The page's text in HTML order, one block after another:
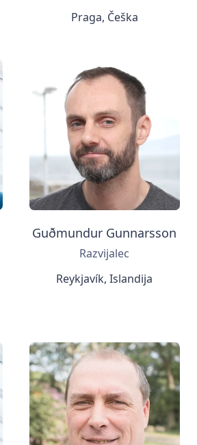
Praga, Češka
Guðmundur Gunnarsson
Razvijalec
Reykjavík, Islandija